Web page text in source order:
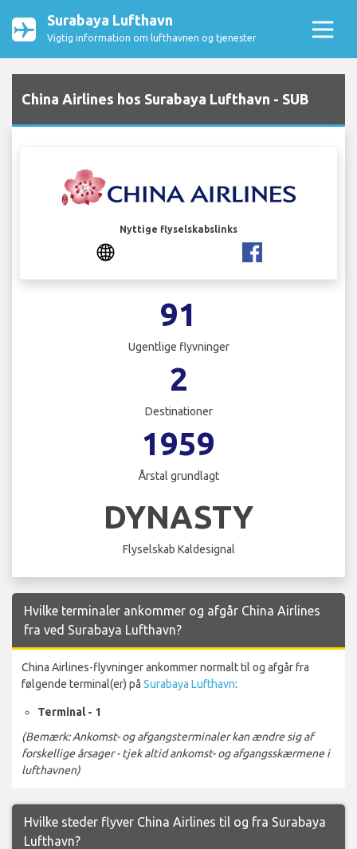
Surabaya Lufthavn
Vigtig information om lufthavnen og tjenester
China Airlines hos Surabaya Lufthavn - SUB
Nyttige flyselskabslinks
91
Ugentlige flyvninger
2
Destinationer
1959
Årstal grundlagt
DYNASTY
Flyselskab Kaldesignal
Hvilke terminaler ankommer og afgår China Airlines
fra ved Surabaya Lufthavn?
China Airlines-flyvninger ankommer normalt til og afgår fra
følgende terminal(er) på Surabaya Lufthavn:
Terminal - 1
(Bemærk: Ankomst- og afgangsterminaler kan ændre sig af
forskellige årsager - tjek altid ankomst- og afgangsskærmene i
lufthavnen)
Hvilke steder flyver China Airlines til og fra Surabaya
Lufthavn?